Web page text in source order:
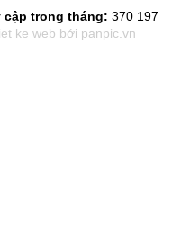
cập trong tháng: 370 197
ke web bới panpic.vn